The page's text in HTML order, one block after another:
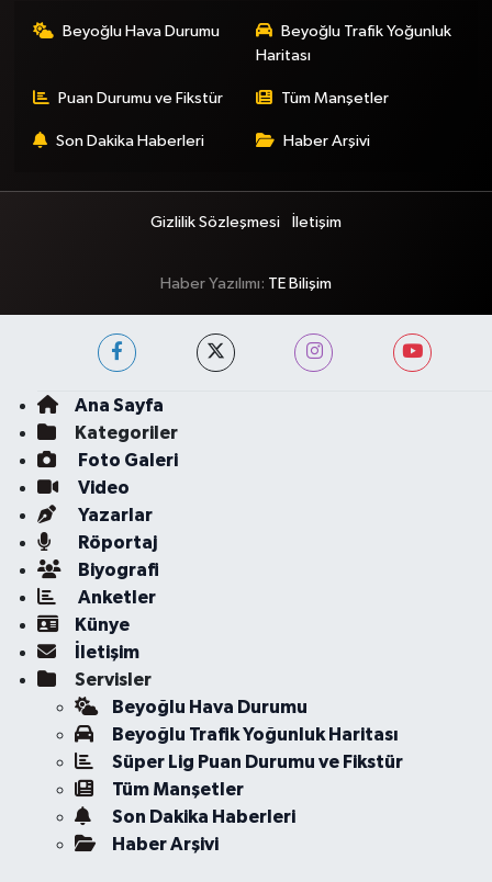
Beyoğlu Hava Durumu
Beyoğlu Trafik Yoğunluk
Haritası
Puan Durumu ve Fikstür Tüm Manşetler
Son Dakika Haberleri Haber Arşivi
Gizlilik Sözleşmesi İletişim
Haber Yazılımı: TE Bilişim
Ana Sayfa
Kategoriler
Foto Galeri
Video
Yazarlar
Röportaj
Biyografi
Anketler
Künye
İletişim
Servisler
Beyoğlu Hava Durumu
Beyoğlu Trafik Yoğunluk Haritası
Süper Lig Puan Durumu ve Fikstür
Tüm Manşetler
Son Dakika Haberleri
Haber Arşivi